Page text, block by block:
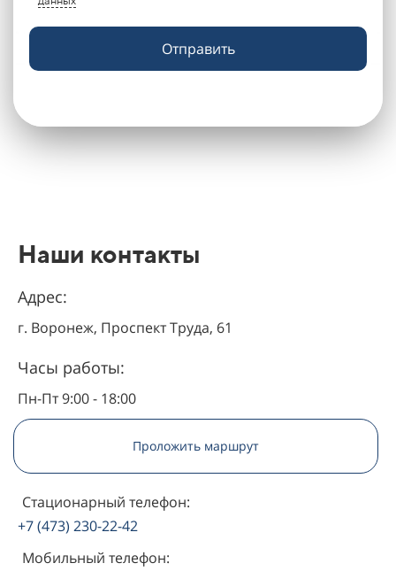
Отправить
Наши контакты
Адрес:
г. Воронеж, Проспект Труда, 61
Часы работы:
Пн-Пт 9:00 - 18:00
Проложить маршрут
Стационарный телефон:
+7 (473) 230-22-42
Мобильный телефон: